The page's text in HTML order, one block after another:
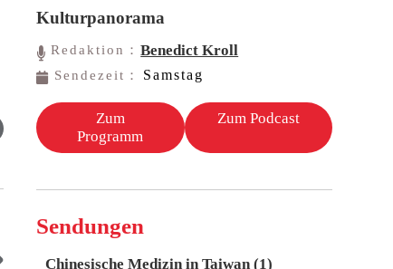
Kulturpanorama
Redaktion：Benedict Kroll
Sendezeit： Samstag
Zum
Programm
Zum Podcast
Sendungen
Chinesische Medizin in Taiwan (1)